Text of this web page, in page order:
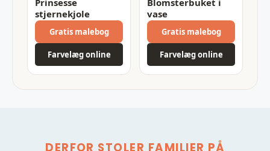
stjernekjole
Gratis malebog
Farvelæg online
vase
Gratis malebog
Farvelæg online
DERFOR STOLER FAMILIER PÅ